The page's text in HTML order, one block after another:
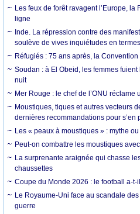
Les feux de forêt ravagent l’Europe, la
ligne
Inde. La répression contre des
soulève de vives inquiétudes en
Réfugiés : 75 ans après, la
Soudan : à El Obeid, les femmes
nuit
Mer Rouge : le chef de l’ONU
Moustiques, tiques et autres vecteurs
dernières recommandations pour s’en
Les « peaux à moustiques » : mythe
Peut-on combattre les moustiques
La surprenante araignée qui chasse
chaussettes
Coupe du Monde 2026 : le football a-t-
Le Royaume-Uni face au scandale
guerre